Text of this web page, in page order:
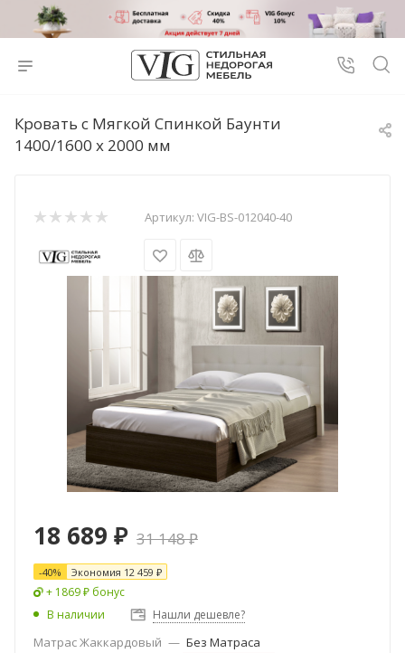
Кровать с Мягкой Спинкой Баунти
1400/1600 х 2000 мм
Артикул: VIG-BS-012040-40
18 689 ₽ 31 148₽
-40% Экономия 12 459 ₽
+ 1869 ₽ бонус
В наличии
Нашли дешевле?
Матрас Жаккардовый — Без Матраса